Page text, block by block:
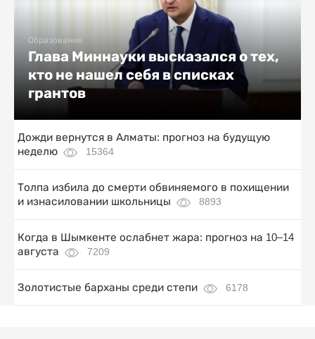
Образование
Глава Миннауки высказался о тех,
кто не нашел себя в списках
грантов
Дожди вернутся в Алматы: прогноз на будущую
неделю
15364
Толпа избила до смерти обвиняемого в похищении
и изнасиловании школьницы
8893
Когда в Шымкенте ослабнет жара: прогноз на 10–14
августа
7209
Золотистые барханы среди степи 6178